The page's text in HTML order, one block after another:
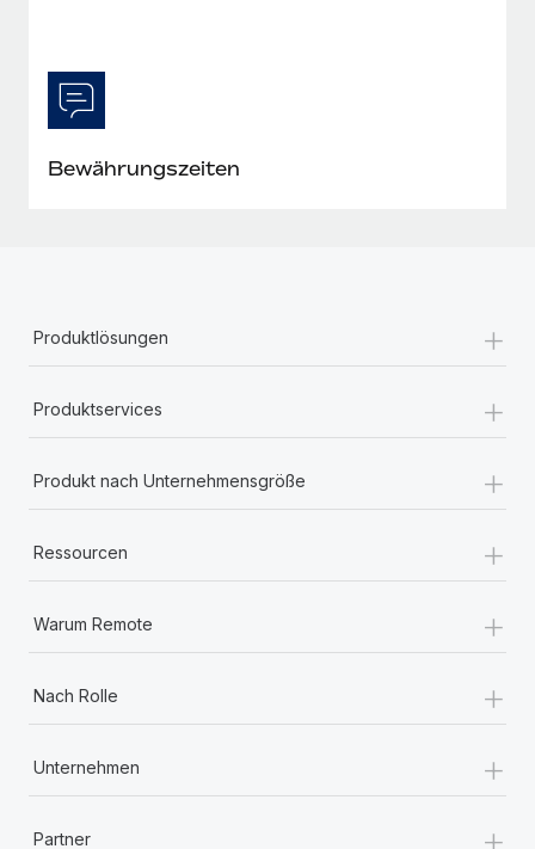
Bewährungszeiten
Produktlösungen +
Produktservices +
Produkt nach Unternehmensgröße +
Ressourcen +
Warum Remote +
Nach Rolle +
Unternehmen +
Partner +